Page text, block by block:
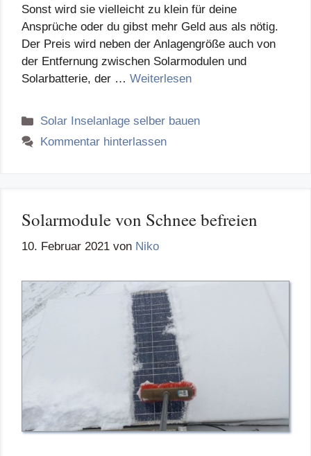
Sonst wird sie vielleicht zu klein für deine
Ansprüche oder du gibst mehr Geld aus als nötig.
Der Preis wird neben der Anlagengröße auch von
der Entfernung zwischen Solarmodulen und
Solarbatterie, der … Weiterlesen
Kategorien
Solar Inselanlage selber bauen
Kommentar hinterlassen
Solarmodule von Schnee befreien
10. Februar 2021 von Niko